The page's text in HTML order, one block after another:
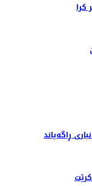
كرا
ڕاگەیاند